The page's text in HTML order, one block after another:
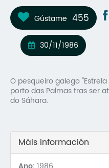
Gústame 455
30/11/1986
O pesqueiro galego
porto das Palmas tras ser
do Sáhara.
Máis información